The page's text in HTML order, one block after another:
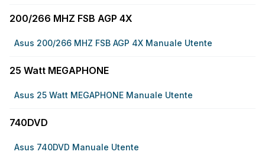
200/266 MHZ FSB AGP 4X
Asus 200/266 MHZ FSB AGP 4X Manuale Utente
25 Watt MEGAPHONE
Asus 25 Watt MEGAPHONE Manuale Utente
740DVD
Asus 740DVD Manuale Utente